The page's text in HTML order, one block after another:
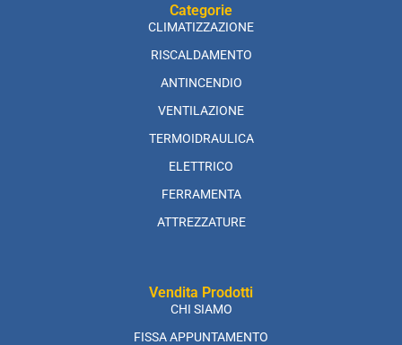
Categorie
CLIMATIZZAZIONE
RISCALDAMENTO
ANTINCENDIO
VENTILAZIONE
TERMOIDRAULICA
ELETTRICO
FERRAMENTA
ATTREZZATURE
Vendita Prodotti
CHI SIAMO
FISSA APPUNTAMENTO